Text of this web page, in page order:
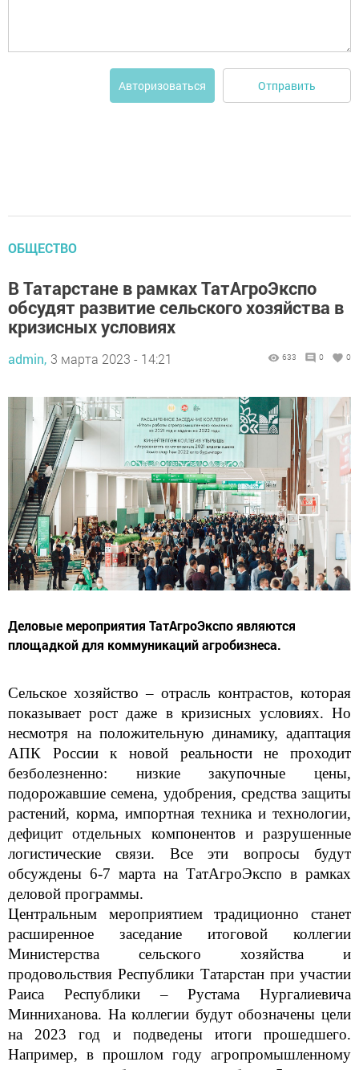
Авторизоваться Отправить
ОБЩЕСТВО
В Татарстане в рамках ТатАгроЭкспо
обсудят развитие сельского хозяйства в
кризисных условиях
admin, 3 марта 2023 - 14:21 633 0 0
Деловые мероприятия ТатАгроЭкспо являются
площадкой для коммуникаций агробизнеса.
Сельское хозяйство – отрасль контрастов, которая
показывает рост даже в кризисных условиях. Но
несмотря на положительную динамику, адаптация
АПК России к новой реальности не проходит
безболезненно: низкие закупочные цены,
подорожавшие семена, удобрения, средства защиты
растений, корма, импортная техника и технологии,
дефицит отдельных компонентов и разрушенные
логистические связи. Все эти вопросы будут
обсуждены 6-7 марта на ТатАгроЭкспо в рамках
деловой программы.
Центральным мероприятием традиционно станет
расширенное заседание итоговой коллегии
Министерства сельского хозяйства и
продовольствия Республики Татарстан при участии
Раиса Республики – Рустама Нургалиевича
Минниханова. На коллегии будут обозначены цели
на 2023 год и подведены итоги прошедшего.
Например, в прошлом году агропромышленному